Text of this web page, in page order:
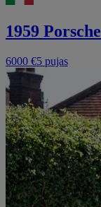
1959
6000 €5 pujas